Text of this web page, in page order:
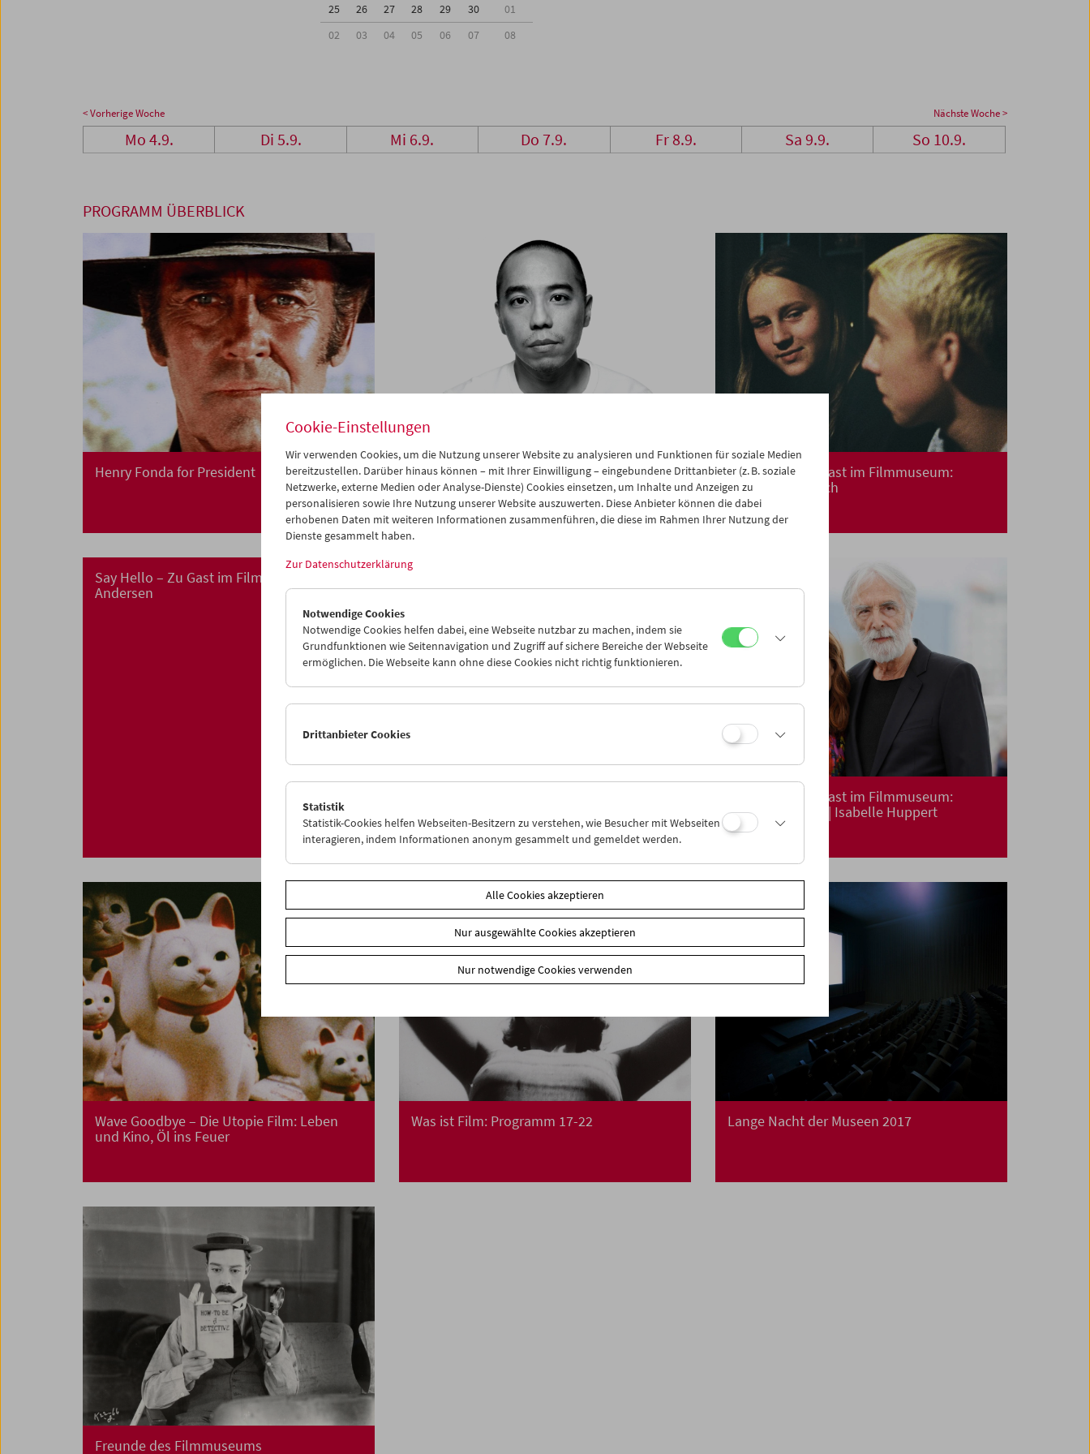
25
26 27 28 29 30
01
02
03 04 05 06 07 08
< Vorherige Woche Nächste Woche >
Mo 4.9. Di 5.9. Mi 6.9. Do 7.9. Fr 8.9. Sa 9.9. So 10.9.
PROGRAMM ÜBERBLICK
Henry Fonda for President
Say Hello – Zu Gast im Filmmuseum:
Apichatpong Weerasethakul
Say Hello – Zu Gast im Filmmuseum:
Valeska Grisebach
Say Hello – Zu Gast im Filmmuseum: Thom
Andersen
Say Hello – Zu Gast im Filmmuseum:
Michael Haneke | Isabelle Huppert
Wave Goodbye – Die Utopie Film: Leben
und Kino, Öl ins Feuer
Was ist Film: Programm 17-22 Lange Nacht der Museen 2017
Freunde des Filmmuseums
Cookie-Einstellungen
Wir verwenden Cookies, um die Nutzung unserer Website zu analysieren und Funktionen für soziale Medien
bereitzustellen. Darüber hinaus können – mit Ihrer Einwilligung – eingebundene Drittanbieter (z. B. soziale
Netzwerke, externe Medien oder Analyse-Dienste) Cookies einsetzen, um Inhalte und Anzeigen zu
personalisieren sowie Ihre Nutzung unserer Website auszuwerten. Diese Anbieter können die dabei
erhobenen Daten mit weiteren Informationen zusammenführen, die diese im Rahmen Ihrer Nutzung der
Dienste gesammelt haben.
Zur Datenschutzerklärung
Notwendige Cookies
Notwendige Cookies helfen dabei, eine Webseite nutzbar zu machen, indem sie
Grundfunktionen wie Seitennavigation und Zugriff auf sichere Bereiche der Webseite
ermöglichen. Die Webseite kann ohne diese Cookies nicht richtig funktionieren.
Drittanbieter Cookies
Statistik
Statistik-Cookies helfen Webseiten-Besitzern zu verstehen, wie Besucher mit Webseiten
interagieren, indem Informationen anonym gesammelt und gemeldet werden.
Alle Cookies akzeptieren
Nur ausgewählte Cookies akzeptieren
Nur notwendige Cookies verwenden